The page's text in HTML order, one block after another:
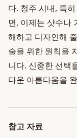
다. 청주 시내, 특히
면, 이제는 샷수나
해하고 디자인해
술을 위한 원칙을
니다. 신중한 선택
다운 아름다움을
참고 자료